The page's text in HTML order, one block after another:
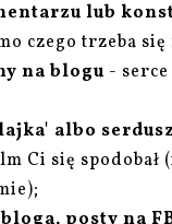
lub
czego trzeba
na blogu -
albo
Ci się